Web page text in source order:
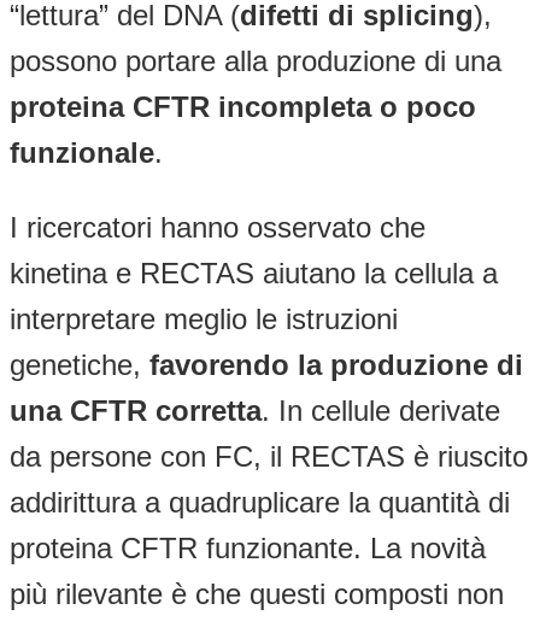
“lettura” del DNA (difetti di splicing),
possono portare alla produzione di una
proteina CFTR incompleta o poco
funzionale.
I ricercatori hanno osservato che
kinetina e RECTAS aiutano la cellula a
interpretare meglio le istruzioni
genetiche, favorendo la produzione di
una CFTR corretta. In cellule derivate
da persone con FC, il RECTAS è riuscito
addirittura a quadruplicare la quantità di
proteina CFTR funzionante. La novità
più rilevante è che questi composti non